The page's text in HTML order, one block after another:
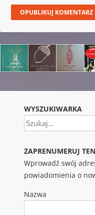
WYSZUKIWARKA
Szukaj
ZAPRENUMERUJ
Wprowadź swój
powiadomienia o
Nazwa